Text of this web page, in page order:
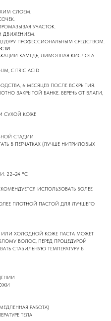
СЛОЕМ.
УЧАСТОК.
ДВИЖЕНИЕМ.
ПРОФЕССИОНАЛЬНЫМ СРЕДСТВОМ.
КАМЕДЬ, ЛИМОННАЯ КИСЛОТА
CITRIC ACID
6 МЕСЯЦЕВ ПОСЛЕ ВСКРЫТИЯ.
ЗАКРЫТОЙ БАНКЕ. БЕРЕЧЬ ОТ ВЛАГИ,
СУХОЙ КОЖЕ
СТАДИИ
В ПЕРЧАТКАХ (ЛУЧШЕ НИТРИЛОВЫХ
22–24 °C
ИСПОЛЬЗОВАТЬ БОЛЕЕ
ПЛОТНОЙ ПАСТОЙ ДЛЯ ЛУЧШЕГО
ИЛИ ХОЛОДНОЙ КОЖЕ ПАСТА МОЖЕТ
ВОЛОС, ПЕРЕД ПРОЦЕДУРОЙ
СТАБИЛЬНУЮ ТЕМПЕРАТУРУ В
РАБОТА)
ТЕЛА